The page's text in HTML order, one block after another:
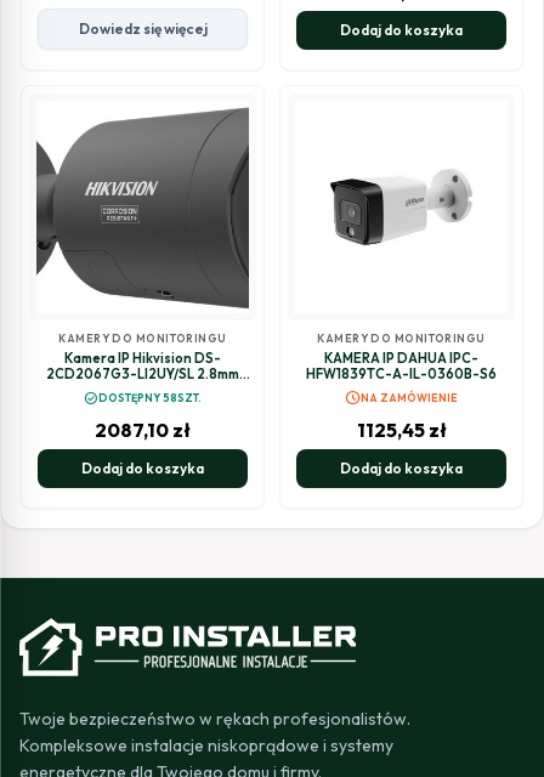
Dowiedz się więcej Dodaj do koszyka
KAMERY DO MONITORINGU
Kamera IP Hikvision DS-
2CD2067G3-LI2UY/SL 2.8mm
BLACK PL
check_circleDOSTĘPNY 58SZT.
2087,10 zł
Dodaj do koszyka
KAMERY DO MONITORINGU
KAMERA IP DAHUA IPC-
HFW1839TC-A-IL-0360B-S6
scheduleNA ZAMÓWIENIE
1125,45 zł
Dodaj do koszyka
Twoje bezpieczeństwo w rękach profesjonalistów.
Kompleksowe instalacje niskoprądowe i systemy
energetyczne dla Twojego domu i firmy.